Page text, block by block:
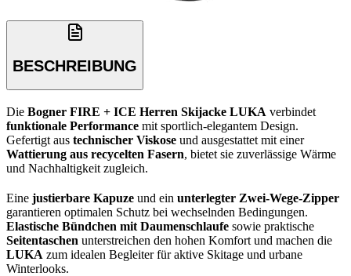
BESCHREIBUNG
Die Bogner FIRE + ICE Herren Skijacke LUKA verbindet
funktionale Performance mit sportlich-elegantem Design.
Gefertigt aus technischer Viskose und ausgestattet mit einer
Wattierung aus recycelten Fasern, bietet sie zuverlässige Wärme
und Nachhaltigkeit zugleich.
Eine justierbare Kapuze und ein unterlegter Zwei-Wege-Zipper
garantieren optimalen Schutz bei wechselnden Bedingungen.
Elastische Bündchen mit Daumenschlaufe sowie praktische
Seitentaschen unterstreichen den hohen Komfort und machen die
LUKA zum idealen Begleiter für aktive Skitage und urbane
Winterlooks.